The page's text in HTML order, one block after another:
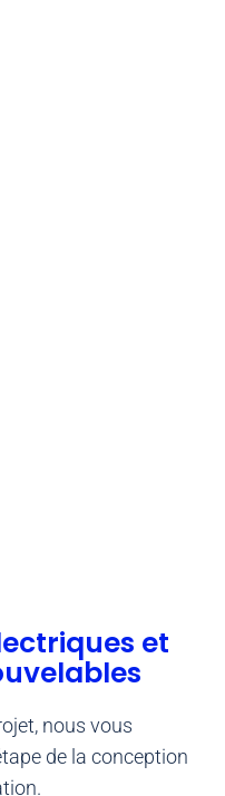
et
nous vous
de la conception